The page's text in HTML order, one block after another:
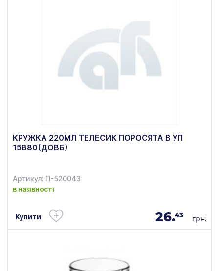
КРУЖКА 220МЛ ТЕЛЕСИК ПОРОСЯТА В УП
15В80(ДОВБ)
Артикул: П-520043
в наявності
Купити 26.43 грн.